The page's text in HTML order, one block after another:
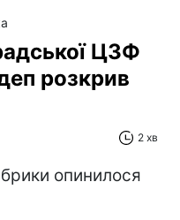
ЦЗФ
розкрив
2 хв
опинилося